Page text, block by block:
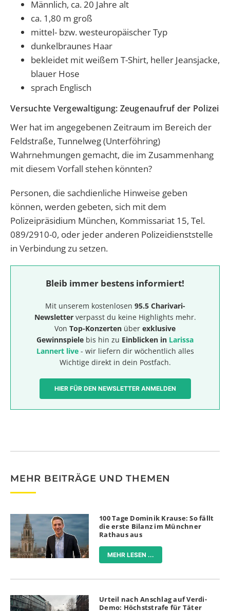
Männlich, ca. 20 Jahre alt
ca. 1,80 m groß
mittel- bzw. westeuropäischer Typ
dunkelbraunes Haar
bekleidet mit weißem T-Shirt, heller Jeansjacke,
blauer Hose
sprach Englisch
Versuchte Vergewaltigung: Zeugenaufruf der Polizei
Wer hat im angegebenen Zeitraum im Bereich der
Feldstraße, Tunnelweg (Unterföhring)
Wahrnehmungen gemacht, die im Zusammenhang
mit diesem Vorfall stehen könnten?
Personen, die sachdienliche Hinweise geben
können, werden gebeten, sich mit dem
Polizeipräsidium München, Kommissariat 15, Tel.
089/2910-0, oder jeder anderen Polizeidienststelle
in Verbindung zu setzen.
Bleib immer bestens informiert!
Mit unserem kostenlosen 95.5 Charivari-
Newsletterverpasst du keine Highlights mehr.
Von Top-Konzerten über exklusive
Gewinnspiele bis hin zu Einblicken in Larissa
Lannert live- wir liefern dir wöchentlich alles
Wichtige direkt in dein Postfach.
HIER FÜR DEN NEWSLETTER ANMELDEN
MEHR BEITRÄGE UND THEMEN
100 Tage Dominik Krause: So fällt
die erste Bilanz im Münchner
Rathaus aus
MEHR LESEN ...
Urteil nach Anschlag auf Verdi-
Demo: Höchststrafe für Täter